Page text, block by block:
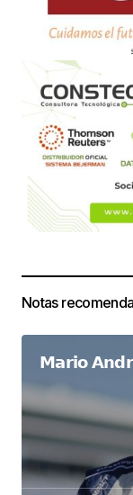
Notas
𝗠𝗮𝗿𝗶𝗼